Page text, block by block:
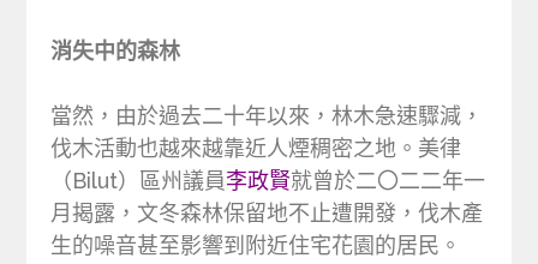
消失中的森林
當然，由於過去二十年以來，林木急速驟減，
伐木活動也越來越靠近人煙稠密之地。美律
（Bilut）區州議員李政賢就曾於二〇二二年一
月揭露，文冬森林保留地不止遭開發，伐木產
生的噪音甚至影響到附近住宅花園的居民。